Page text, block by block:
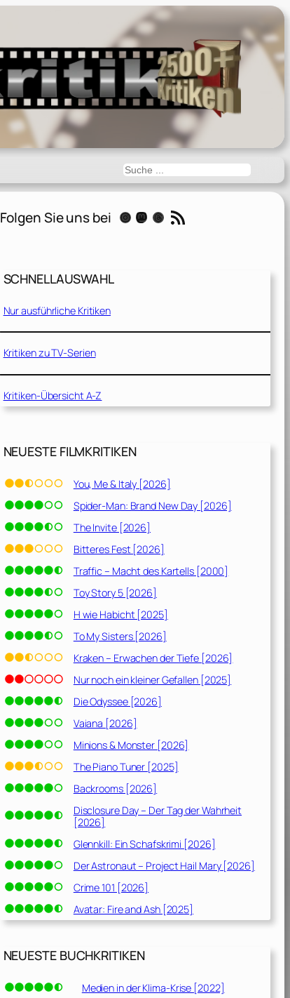
Suchen
Folgen Sie uns bei Instagram Mastodon Threads RSS-Feed
SCHNELLAUSWAHL
Nur ausführliche Kritiken
Kritiken zu TV-Serien
Kritiken-Übersicht A-Z
NEUESTE FILMKRITIKEN
You, Me & Italy [2026]
Spider-Man: Brand New Day [2026]
The Invite [2026]
Bitteres Fest [2026]
Traffic – Macht des Kartells [2000]
Toy Story 5 [2026]
H wie Habicht [2025]
To My Sisters [2026]
Kraken – Erwachen der Tiefe [2026]
Nur noch ein kleiner Gefallen [2025]
Die Odyssee [2026]
Vaiana [2026]
Minions & Monster [2026]
The Piano Tuner [2025]
Backrooms [2026]
Disclosure Day – Der Tag der Wahrheit
[2026]
Glennkill: Ein Schafskrimi [2026]
Der Astronaut – Project Hail Mary [2026]
Crime 101 [2026]
Avatar: Fire and Ash [2025]
NEUESTE BUCHKRITIKEN
Medien in der Klima-Krise [2022]